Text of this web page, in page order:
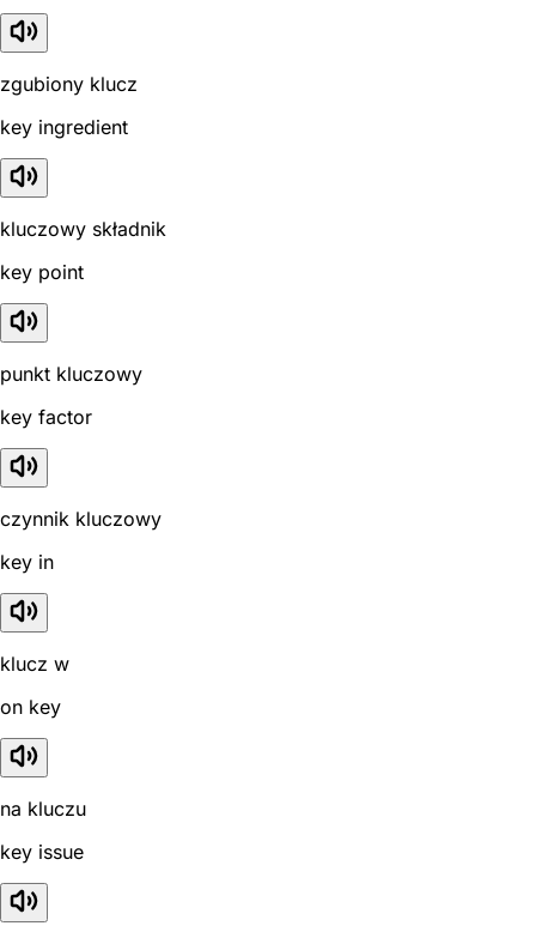
zgubiony klucz
key ingredient
kluczowy składnik
key point
punkt kluczowy
key factor
czynnik kluczowy
key in
klucz w
on key
na kluczu
key issue